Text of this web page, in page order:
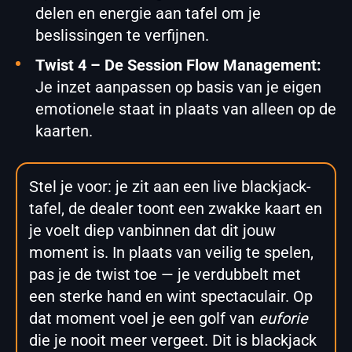
delen en energie aan tafel om je
beslissingen te verfijnen.
Twist 4 – De Session Flow Management:
Je inzet aanpassen op basis van je eigen
emotionele staat in plaats van alleen op de
kaarten.
Stel je voor: je zit aan een live blackjack-
tafel, de dealer toont een zwakke kaart en
je voelt diep vanbinnen dat dit jouw
moment is. In plaats van veilig te spelen,
pas je de twist toe — je verdubbelt met
een sterke hand en wint spectaculair. Op
dat moment voel je een golf van euforie
die je nooit meer vergeet. Dit is blackjack